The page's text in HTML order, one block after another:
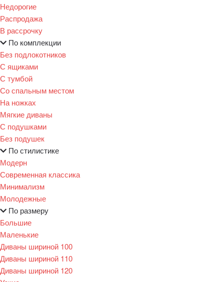
Недорогие
Распродажа
В рассрочку
По комплекции
Без подлокотников
С ящиками
С тумбой
Со спальным местом
На ножках
Мягкие диваны
С подушками
Без подушек
По стилистике
Модерн
Современная классика
Минимализм
Молодежные
По размеру
Большие
Маленькие
Диваны шириной 100
Диваны шириной 110
Диваны шириной 120